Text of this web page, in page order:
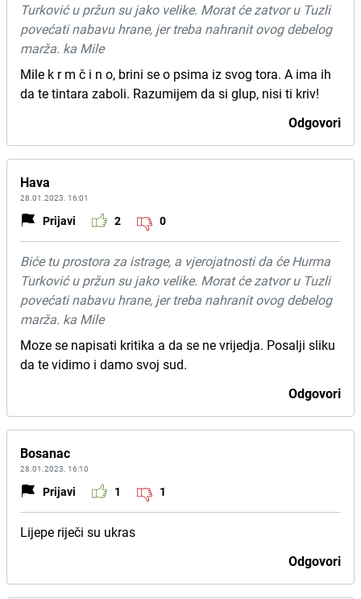
Turković u pržun su jako velike. Morat će zatvor u Tuzli
povećati nabavu hrane, jer treba nahranit ovog debelog
marža. ka Mile
Mile k r m č i n o, brini se o psima iz svog tora. A ima ih
da te tintara zaboli. Razumijem da si glup, nisi ti kriv!
Odgovori
Hava
28.01.2023. 16:01
Prijavi 2 0
Biće tu prostora za istrage, a vjerojatnosti da će Hurma
Turković u pržun su jako velike. Morat će zatvor u Tuzli
povećati nabavu hrane, jer treba nahranit ovog debelog
marža. ka Mile
Moze se napisati kritika a da se ne vrijedja. Posalji sliku
da te vidimo i damo svoj sud.
Odgovori
Bosanac
28.01.2023. 16:10
Prijavi 1 1
Lijepe riječi su ukras
Odgovori